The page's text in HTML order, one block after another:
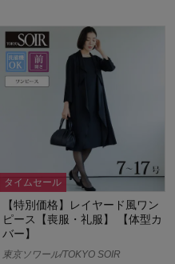
タイムセール
【特別価格】レイヤード風ワン
ピース【喪服・礼服】 【体型カ
バー】
東京ソワール/TOKYO SOIR